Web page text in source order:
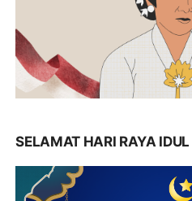
SELAMAT HARI RAYA